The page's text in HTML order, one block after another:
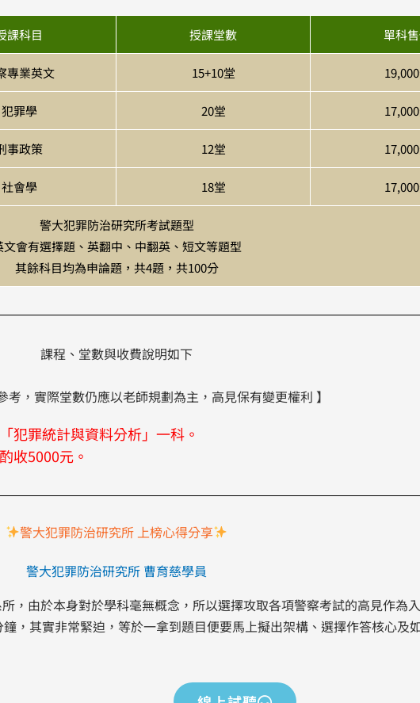
課科目 授課堂數 單科
專業英文 15+10堂
犯罪學 20堂
事政策 12堂
社會學 18堂
警大犯罪防治研究所考試題型
文會有選擇題、英翻中、中翻英、短文等題型
其餘科目均為申論題，共4題，共100分
課程、堂數與收費說明如下
考，實際堂數仍應以老師規劃為主，高見保有變更權利 】
犯罪統計與資料分析」一科。
收5000元。
警大犯罪防治研究所 上榜心得分享
警大犯罪防治研究所 曹育慈學員
，由於本身對於學科毫無概念，所以選擇攻取各項警察考試的高見作為
，其實非常緊迫，等於一拿到題目便要馬上擬出架構、選擇作答核心及